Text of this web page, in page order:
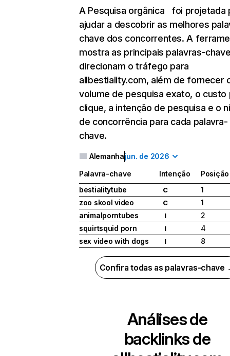
A Pesquisa orgânica foi projetada
ajudar a descobrir as melhores
chave dos concorrentes. A
mostra as principais palavras-
direcionam o tráfego para
allbestiality.com, além de fornecer
volume de pesquisa exato, o custo
clique, a intenção de pesquisa e o
de concorrência para cada palavra-
chave.
Alemanhajun. de 2026
Palavra-chave Intenção
Posição
bestialitytube
C
1
zoo skool video
C
1
animalporntubes
I
2
squirtsquid porn
I
4
sex video with dogs
I 8
Confira todas as palavras-chave
Análises de
backlinks de